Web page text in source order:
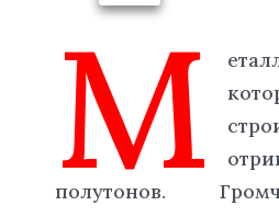
М
полутонов.